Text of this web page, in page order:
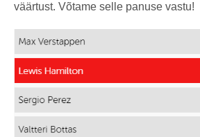
väärtust. Võtame selle panuse vastu!